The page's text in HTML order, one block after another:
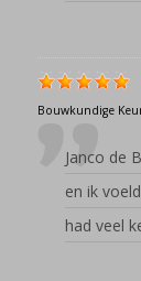
Bouwkundige
Janco de
en ik
had veel